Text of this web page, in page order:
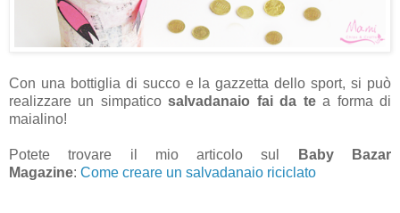
Con una bottiglia di succo e la gazzetta dello sport, si può
realizzare un simpaticosalvadanaio fai da tea forma di
maialino!
Potete trovare il mio articolo sul
Baby Bazar
Magazine: Come creare un salvadanaio riciclato